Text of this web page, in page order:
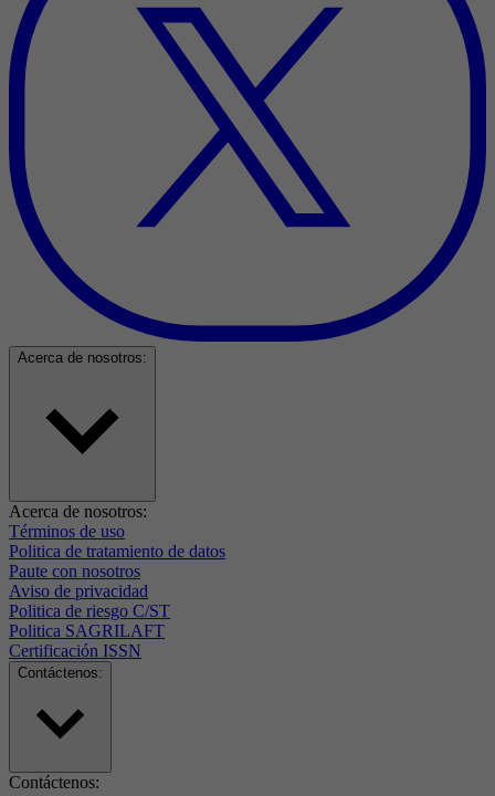
Acerca de nosotros:
Acerca de nosotros:
Términos de uso
Politica de tratamiento de datos
Paute con nosotros
Aviso de privacidad
Politica de riesgo C/ST
Politica SAGRILAFT
Certificación ISSN
Contáctenos:
Contáctenos: